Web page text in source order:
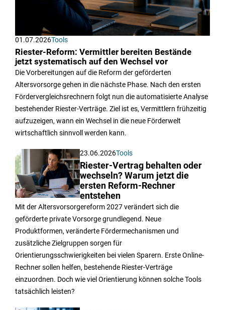
01.07.2026Tools
Riester-Reform: Vermittler bereiten Bestände
jetzt systematisch auf den Wechsel vor
Die Vorbereitungen auf die Reform der geförderten
Altersvorsorge gehen in die nächste Phase. Nach den ersten
Fördervergleichsrechnern folgt nun die automatisierte Analyse
bestehender Riester-Verträge. Ziel ist es, Vermittlern frühzeitig
aufzuzeigen, wann ein Wechsel in die neue Förderwelt
wirtschaftlich sinnvoll werden kann.
23.06.2026Tools
Riester-Vertrag behalten oder
wechseln? Warum jetzt die
ersten Reform-Rechner
entstehen
Mit der Altersvorsorgereform 2027 verändert sich die
geförderte private Vorsorge grundlegend. Neue
Produktformen, veränderte Fördermechanismen und
zusätzliche Zielgruppen sorgen für
Orientierungsschwierigkeiten bei vielen Sparern. Erste Online-
Rechner sollen helfen, bestehende Riester-Verträge
einzuordnen. Doch wie viel Orientierung können solche Tools
tatsächlich leisten?